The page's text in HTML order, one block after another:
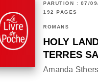
PARUTION : 07/
192 PAGES
ROMANS
HOLY
TERRES
Amanda Sthers